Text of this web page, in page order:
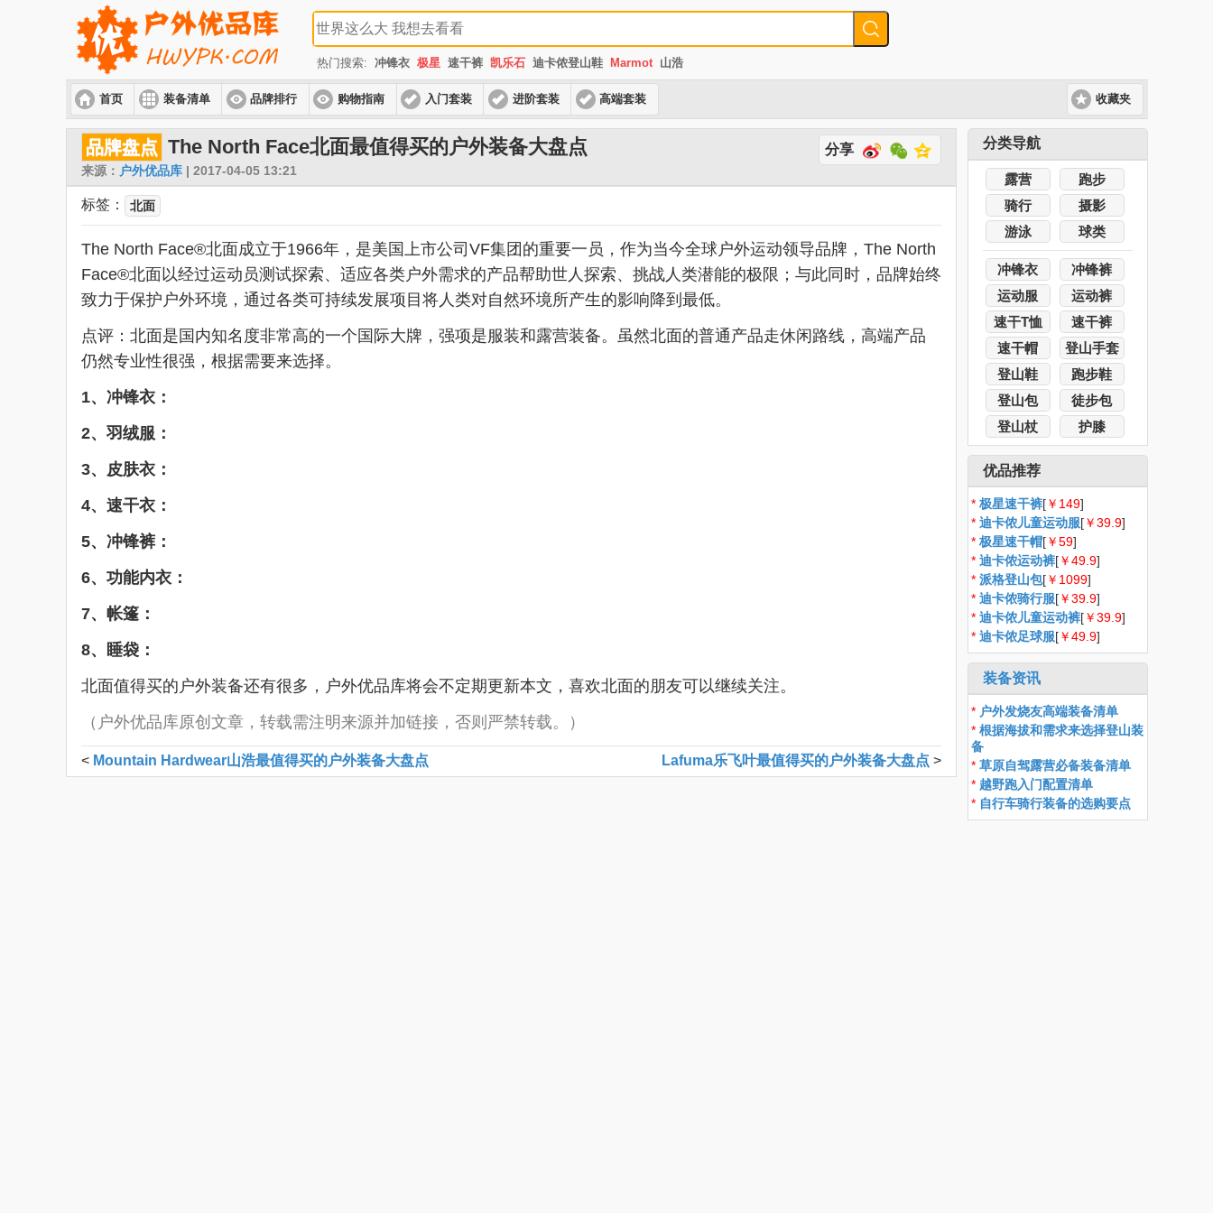
热门搜索: 冲锋衣 极星 速干裤 凯乐石 迪卡侬登山鞋 Marmot 山浩
首页 装备清单 品牌排行 购物指南 入门套装 进阶套装 高端套装 收藏夹
分类导航
露营
跑步
骑行
摄影
游泳
球类
冲锋衣
冲锋裤
运动服
运动裤
速干T恤
速干裤
速干帽
登山手套
登山鞋
跑步鞋
登山包
徒步包
登山杖
护膝
优品推荐
* 极星速干裤[￥149]
* 迪卡侬儿童运动服[￥39.9]
* 极星速干帽[￥59]
* 迪卡侬运动裤[￥49.9]
* 派格登山包[￥1099]
* 迪卡侬骑行服[￥39.9]
* 迪卡侬儿童运动裤[￥39.9]
* 迪卡侬足球服[￥49.9]
装备资讯
* 户外发烧友高端装备清单
* 根据海拔和需求来选择登山装
备
* 草原自驾露营必备装备清单
* 越野跑入门配置清单
* 自行车骑行装备的选购要点
品牌盘点 The North Face北面最值得买的户外装备大盘点 分享
来源： 户外优品库| 2017-04-05 13:21
标签： 北面
The North Face®北面成立于1966年，是美国上市公司VF集团的重要一员，作为当今全球户外运动领导品牌，The North
Face®北面以经过运动员测试探索、适应各类户外需求的产品帮助世人探索、挑战人类潜能的极限；与此同时，品牌始终
致力于保护户外环境，通过各类可持续发展项目将人类对自然环境所产生的影响降到最低。
点评：北面是国内知名度非常高的一个国际大牌，强项是服装和露营装备。虽然北面的普通产品走休闲路线，高端产品
仍然专业性很强，根据需要来选择。
1、冲锋衣：
2、羽绒服：
3、皮肤衣：
4、速干衣：
5、冲锋裤：
6、功能内衣：
7、帐篷：
8、睡袋：
北面值得买的户外装备还有很多，户外优品库将会不定期更新本文，喜欢北面的朋友可以继续关注。
（户外优品库原创文章，转载需注明来源并加链接，否则严禁转载。）
< Mountain Hardwear山浩最值得买的户外装备大盘点 Lafuma乐飞叶最值得买的户外装备大盘点 >